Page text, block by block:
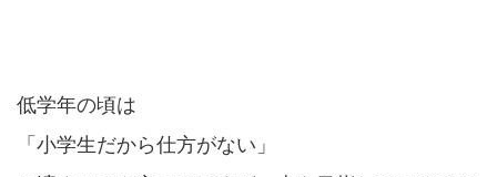
低学年の頃は
「小学生だから仕方がない」